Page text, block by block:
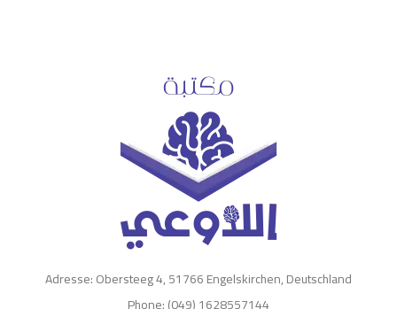
Adresse: Obersteeg 4, 51766 Engelskirchen, Deutschland